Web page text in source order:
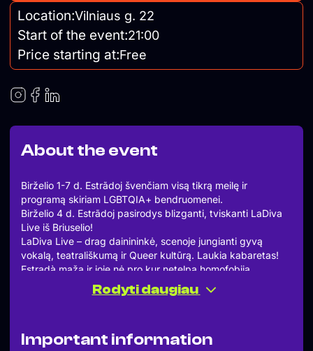
About the event
Birželio 1-7 d. Estrãdoj švenčiam visą tikrą meilę ir
programą skiriam LGBTQIA+ bendruomenei.
Birželio 4 d. Estrãdoj pasirodys blizganti, tviskanti LaDiva
Live iš Briuselio!
LaDiva Live – drag dainininkė, scenoje jungianti gyvą
vokalą, teatrališkumą ir Queer kultūrą. Laukia kabaretas!
Estradà maža ir joje nė pro kur netelpa homofobija,
rasizmas, seksizmas. Laukiami visi, kurių laisvė nevaržo
Pradžia – 21 val.
Rodyti daugiau
Important information
Location:Vilniaus g. 22
Start of the event:21:00
Price starting at:Free